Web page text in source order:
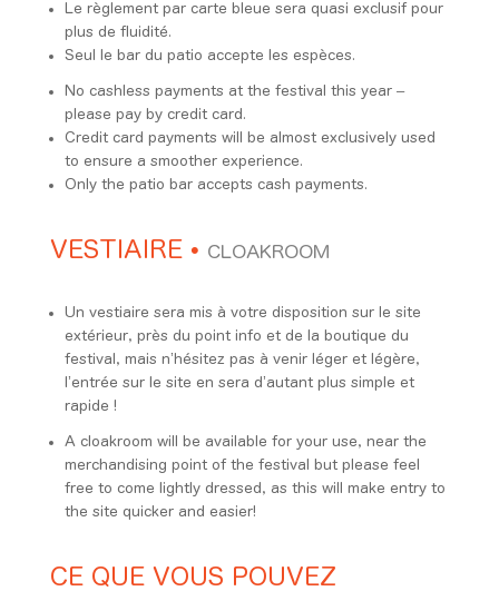
Le règlement par carte bleue sera quasi exclusif pour
plus de fluidité.
Seul le bar du patio accepte les espèces.
No cashless payments at the festival this year –
please pay by credit card.
Credit card payments will be almost exclusively used
to ensure a smoother experience.
Only the patio bar accepts cash payments.
VESTIAIRE • CLOAKROOM
Un vestiaire sera mis à votre disposition sur le site
extérieur, près du point info et de la boutique du
festival, mais n’hésitez pas à venir léger et légère,
l’entrée sur le site en sera d’autant plus simple et
rapide !
A cloakroom will be available for your use, near the
merchandising point of the festival but please feel
free to come lightly dressed, as this will make entry to
the site quicker and easier!
CE QUE VOUS POUVEZ